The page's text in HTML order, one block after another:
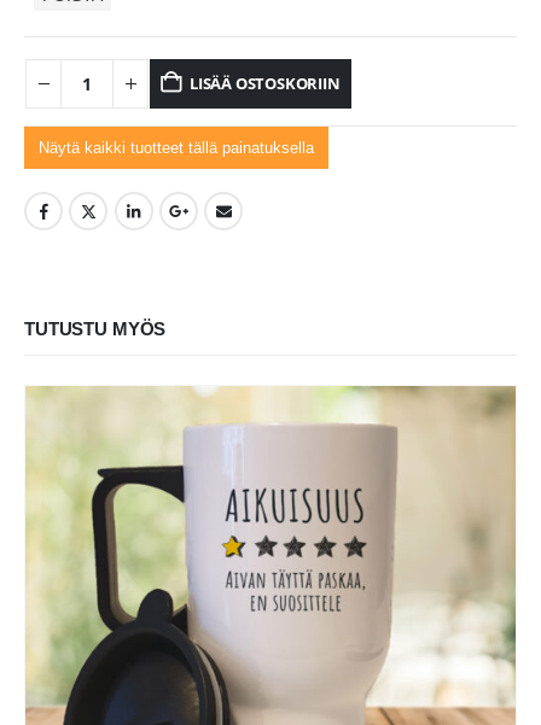
LISÄÄ OSTOSKORIIN
Näytä kaikki tuotteet tällä painatuksella
TUTUSTU MYÖS